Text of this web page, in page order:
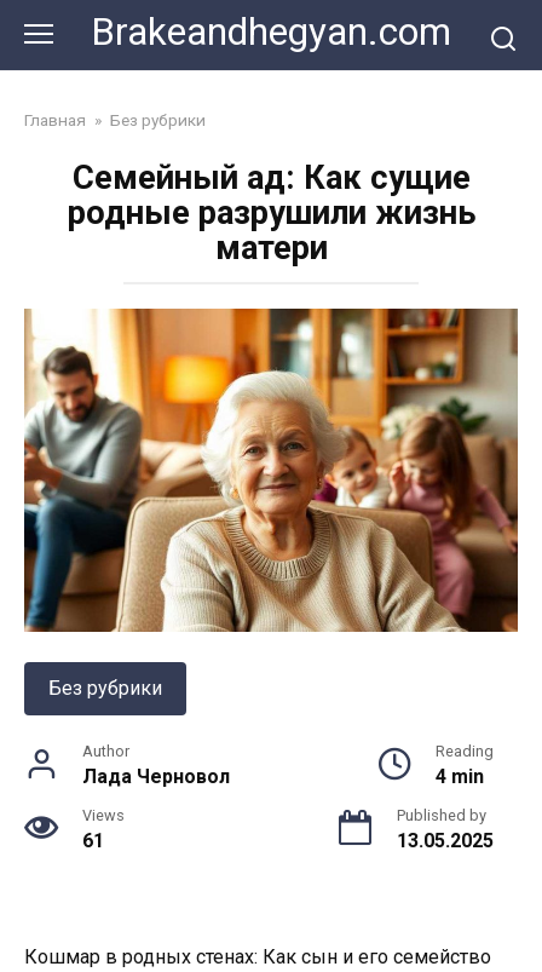
content
Brakeandhegyan.com
Главная » Без рубрики
Семейный ад: Как сущие
родные разрушили жизнь
матери
Без рубрики
Author
Лада Черновол
Reading
4 min
Views
61
Published by
13.05.2025
Кошмар в родных стенах: Как сын и его семейство